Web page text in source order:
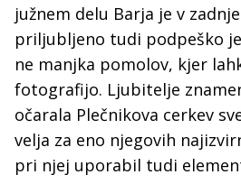
južnem delu Barja je v
priljubljeno tudi podpeško
ne manjka pomolov, kjer
fotografijo. Ljubitelje
očarala Plečnikova cerkev
velja za eno njegovih
pri njej uporabil tudi